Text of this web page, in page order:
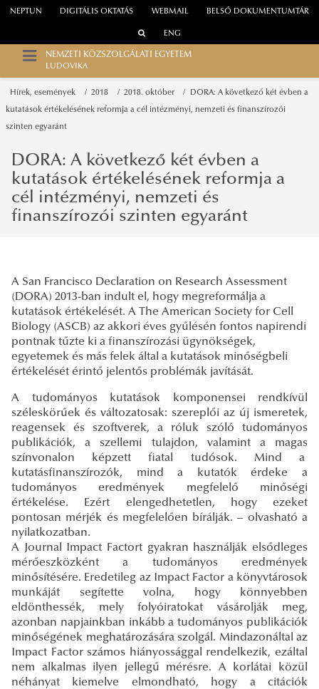
WEBMAIL
NEPTUN DIGITÁLIS OKTATÁS BELSŐ DOKUMENTUMTÁR
ENG
NEMZETI KÖZSZOLGÁLATI EGYETEM
LUDOVIKA
Hírek, események 2018 2018. október DORA: A következő két évben a
kutatások értékelésének reformja a cél intézményi, nemzeti és finanszírozói
szinten egyaránt
DORA: A következő két évben a
kutatások értékelésének reformja a
cél intézményi, nemzeti és
finanszírozói szinten egyaránt
A San Francisco Declaration on Research Assessment
(DORA) 2013-ban indult el, hogy megreformálja a
kutatások értékelését. A The American Society for Cell
Biology (ASCB) az akkori éves gyűlésén fontos napirendi
pontnak tűzte ki a finanszírozási ügynökségek,
egyetemek és más felek által a kutatások minőségbeli
értékelését érintő jelentős problémák javítását.
A tudományos kutatások komponensei rendkívül
széleskörűek és változatosak: szereplői az új ismeretek,
reagensek és szoftverek, a róluk szóló tudományos
publikációk, a szellemi tulajdon, valamint a magas
színvonalon képzett fiatal tudósok. Mind a
kutatásfinanszírozók, mind a kutatók érdeke a
tudományos eredmények megfelelő minőségi
értékelése. Ezért elengedhetetlen, hogy ezeket
pontosan mérjék és megfelelően bírálják. – olvasható a
nyilatkozatban.
A Journal Impact Factort gyakran használják elsődleges
mérőeszközként a tudományos eredmények
minősítésére. Eredetileg az Impact Factor a könyvtárosok
munkáját segítette volna, hogy könnyebben
eldönthessék, mely folyóiratokat vásárolják meg,
azonban napjainkban inkább a tudományos publikációk
minőségének meghatározására szolgál. Mindazonáltal az
Impact Factor számos hiányossággal rendelkezik, ezáltal
nem alkalmas ilyen jellegű mérésre. A korlátai közül
néhányat kiemelve elmondható, hogy a citációk